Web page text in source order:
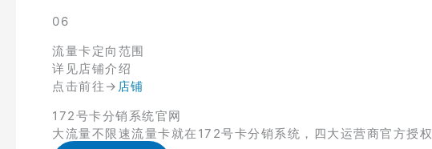
06
流量卡定向范围
详见店铺介绍
点击前往→ 店铺
172号卡分销系统官网
大流量不限速流量卡就在172号卡分销系统，四大运营商官方授权